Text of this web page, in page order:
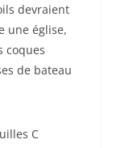
devraient
une église,
coques
de bateau
C